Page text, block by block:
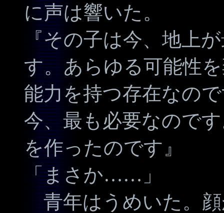
に声は響いた。
『その子は今、地上
す。あらゆる可能性
能力を持つ存在なの
今、最も必要なので
を作ったのです』
「まさか……」
青年はうめいた。